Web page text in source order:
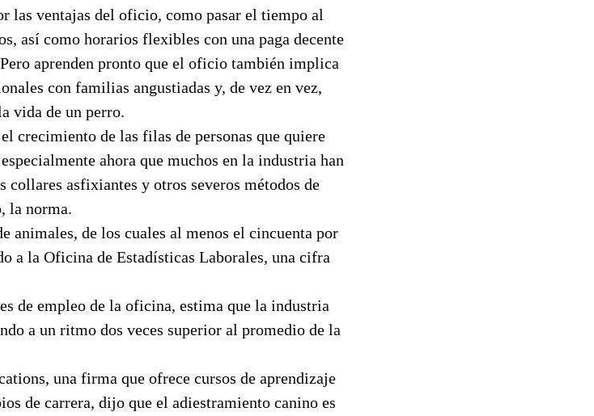
las ventajas del oficio, como pasar el tiempo al
así como horarios flexibles con una paga decente
aprenden pronto que el oficio también implica
con familias angustiadas y, de vez en vez,
vida de un perro.
crecimiento de las filas de personas que quiere
ahora que muchos en la industria han
collares asfixiantes y otros severos métodos de
la norma.
animales, de los cuales al menos el cincuenta por
a la Oficina de Estadísticas Laborales, una cifra
de empleo de la oficina, estima que la industria
a un ritmo dos veces superior al promedio de la
una firma que ofrece cursos de aprendizaje
de carrera, dijo que el adiestramiento canino es